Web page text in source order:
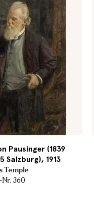
Pausinger (1839
Salzburg), 1913
Temple
Nr. 360